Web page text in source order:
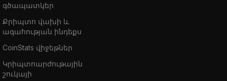
գծապատկեր
Քրիպտո վախի և
ագահության ինդեքս
CoinStats վիջեթներ
Կրիպտոարժութային
շուկայի